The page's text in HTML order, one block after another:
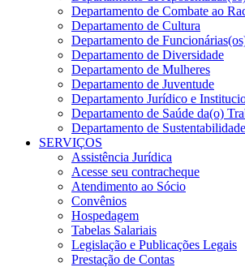
Departamento de Combate ao
Departamento de Cultura
Departamento de
Departamento de Diversidade
Departamento de Mulheres
Departamento de Juventude
Departamento Jurídico e
Departamento de Saúde da(o)
Departamento de Sustentabilidade
SERVIÇOS
Assistência Jurídica
Acesse seu contracheque
Atendimento ao Sócio
Convênios
Hospedagem
Tabelas Salariais
Legislação e Publicações Legais
Prestação de Contas